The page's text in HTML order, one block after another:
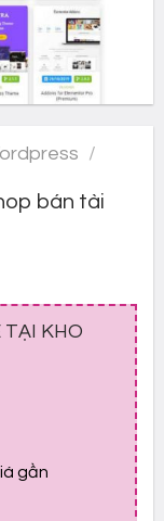
/
bán tài
TẠI KHO
gần